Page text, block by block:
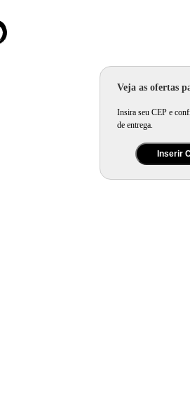
Veja as ofertas
Insira seu CEP e
de entrega.
Inserir